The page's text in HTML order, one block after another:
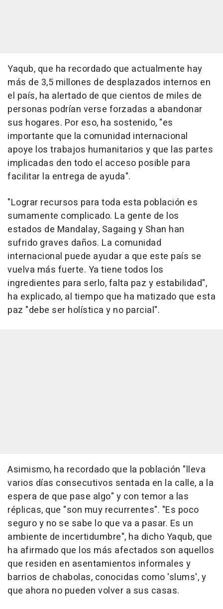
Yaqub, que ha recordado que actualmente hay
más de 3,5 millones de desplazados internos en
el país, ha alertado de que cientos de miles de
personas podrían verse forzadas a abandonar
sus hogares. Por eso, ha sostenido, "es
importante que la comunidad internacional
apoye los trabajos humanitarios y que las partes
implicadas den todo el acceso posible para
facilitar la entrega de ayuda".
"Lograr recursos para toda esta población es
sumamente complicado. La gente de los
estados de Mandalay, Sagaing y Shan han
sufrido graves daños. La comunidad
internacional puede ayudar a que este país se
vuelva más fuerte. Ya tiene todos los
ingredientes para serlo, falta paz y estabilidad",
ha explicado, al tiempo que ha matizado que esta
paz "debe ser holística y no parcial".
Asimismo, ha recordado que la población "lleva
varios días consecutivos sentada en la calle, a la
espera de que pase algo" y con temor a las
réplicas, que "son muy recurrentes". "Es poco
seguro y no se sabe lo que va a pasar. Es un
ambiente de incertidumbre", ha dicho Yaqub, que
ha afirmado que los más afectados son aquellos
que residen en asentamientos informales y
barrios de chabolas, conocidas como 'slums', y
que ahora no pueden volver a sus casas.